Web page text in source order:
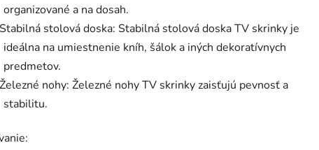
organizované a na dosah.
Stabilná stolová doska: Stabilná stolová doska TV skrinky je
ideálna na umiestnenie kníh, šálok a iných dekoratívnych
predmetov.
Železné nohy: Železné nohy TV skrinky zaisťujú pevnosť a
stabilitu.